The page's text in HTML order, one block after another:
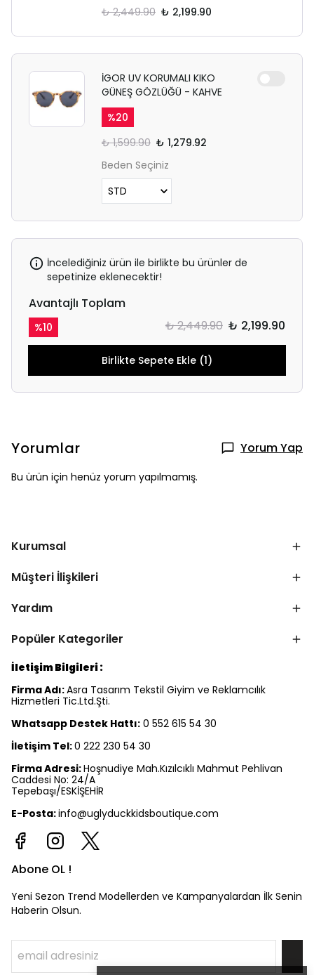
₺ 2,449.90 ₺ 2,199.90
İGOR UV KORUMALI KIKO
GÜNEŞ GÖZLÜĞÜ - KAHVE
%20
₺ 1,599.90 ₺ 1,279.92
Beden Seçiniz
İncelediğiniz ürün ile birlikte bu ürünler de
sepetinize eklenecektir!
Avantajlı Toplam
%10 ₺ 2,449.90 ₺ 2,199.90
Birlikte Sepete Ekle (1)
Yorumlar Yorum Yap
Bu ürün için henüz yorum yapılmamış.
Kurumsal
Müşteri İlişkileri
Yardım
Popüler Kategoriler
İletişim Bilgileri :
Firma Adı:Asra Tasarım Tekstil Giyim ve Reklamcılık
Hizmetleri Tic.Ltd.Şti.
Whatsapp Destek Hattı: 0 552 615 54 30
İletişim Tel:0 222 230 54 30
Firma Adresi:Hoşnudiye Mah.Kızılcıklı Mahmut Pehlivan
Caddesi No: 24/A
Tepebaşı/ESKİŞEHİR
E-Posta:info@uglyduckkidsboutique.com
Abone OL !
Yeni Sezon Trend Modellerden ve Kampanyalardan İlk Senin
Haberin Olsun.